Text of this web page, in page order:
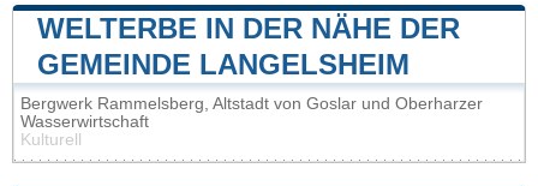
WELTERBE IN DER NÄHE DER
GEMEINDE LANGELSHEIM
Bergwerk Rammelsberg, Altstadt von Goslar und Oberharzer
Wasserwirtschaft
Kulturell